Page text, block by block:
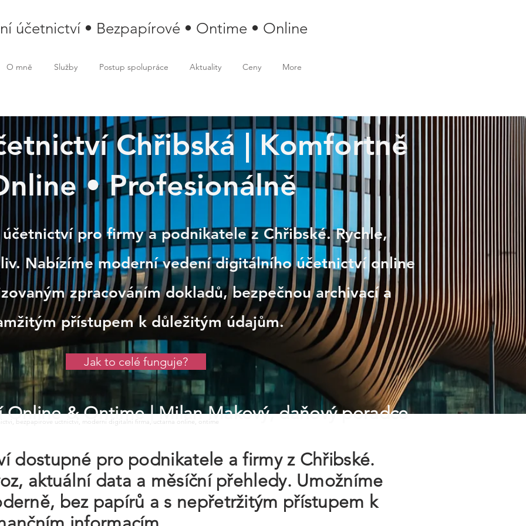
účetnictví • Bezpapírové • Ontime • Online
O mně Služby Postup spolupráce Aktuality Ceny More
Chřibská | Komfortně
• Profesionálně
pro firmy a podnikatele z Chřibské. Rychle,
Nabízíme moderní vedení digitálního účetnictví online
zpracováním dokladů, bezpečnou archivací a
přístupem k důležitým údajům.
Jak to celé funguje?
Online & Ontime| Milan Makový, daňový poradce
bezpapirove uctnictvi, moderni digitalni firma, uctarna online, ontime
dostupné pro podnikatele a firmy z Chřibské.
aktuální data a měsíční přehledy. Umožníme
bez papírů a s nepřetržitým přístupem k